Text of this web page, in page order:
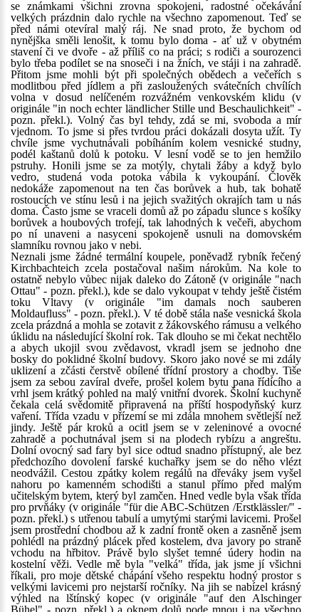
se známkami všichni zrovna spokojeni, radostné očekávání
velkých prázdnin dalo rychle na všechno zapomenout. Teď se
před námi otevíral malý ráj. Ne snad proto, že bychom od
nynějška směli lenošit, k tomu bylo doma - ať už v obytném
stavení či ve dvoře - až příliš co na práci; s rodiči a sourozenci
bylo třeba podílet se na snoseči i na žních, ve stáji i na zahradě.
Přitom jsme mohli být při společných obědech a večeřích s
modlitbou před jídlem a při zasloužených svátečních chvílích
volna v dosud nelíčeném rozvážném venkovském klidu (v
originále "in noch echter ländlicher Stille und Beschaulichkeit" -
pozn. překl.). Volný čas byl tehdy, zdá se mi, svoboda a mír
vjednom. To jsme si přes tvrdou práci dokázali dosyta užít. Ty
chvíle jsme vychutnávali pobíháním kolem vesnické studny,
podél kaštanů dolů k potoku. V lesní vodě se to jen hemžilo
pstruhy. Honili jsme se za motýly, chytali žáby a když bylo
vedro, studená voda potoka vábila k vykoupání. Člověk
nedokáže zapomenout na ten čas borůvek a hub, tak bohatě
rostoucích ve stínu lesů i na jejich svažitých okrajích tam u nás
doma. Často jsme se vraceli domů až po západu slunce s košíky
borůvek a houbových trofejí, tak lahodných k večeři, abychom
po ní unaveni a nasyceni spokojeně usnuli na domovském
slamníku rovnou jako v nebi.
Neznali jsme žádné termální koupele, poněvadž rybník řečený
Kirchbachteich zcela postačoval našim nárokům. Na kole to
ostatně nebylo vůbec nijak daleko do Zátoně (v originále "nach
Ottau" - pozn. překl.), kde se dalo vykoupat v tehdy ještě čistém
toku Vltavy (v originále "im damals noch sauberen
Moldaufluss" - pozn. překl.). V té době stála naše vesnická škola
zcela prázdná a mohla se zotavit z žákovského rámusu a velkého
úklidu na následující školní rok. Tak dlouho se mi čekat nechtělo
a abych ukojil svou zvědavost, vkradl jsem se jednoho dne
bosky do poklidné školní budovy. Skoro jako nové se mi zdály
uklizení a zčásti čerstvě obílené třídní prostory a chodby. Tiše
jsem za sebou zavíral dveře, prošel kolem bytu pana řídícího a
vrhl jsem krátký pohled na malý vnitřní dvorek. Školní kuchyně
čekala celá svědomitě připravená na příští hospodyňský kurz
vaření. Třída vzadu v přízemí se mi zdála mnohem světlejší než
jindy. Ještě pár kroků a ocitl jsem se v zeleninové a ovocné
zahradě a pochutnával jsem si na plodech rybízu a angreštu.
Dolní ovocný sad fary byl sice odtud snadno přístupný, ale bez
předchozího dovolení farské kuchařky jsem se do něho vlézt
neodvážil. Cestou zpátky kolem regálů na dřeváky jsem vyšel
nahoru po kamenném schodišti a stanul přímo před malým
učitelským bytem, který byl zamčen. Hned vedle byla však třída
pro prvňáky (v originále "für die ABC-Schützen /Erstklässler/" -
pozn. překl.) s utřenou tabulí a umytými starými lavicemi. Prošel
jsem prostřední chodbou až k zadní frontě oken a zasněně jsem
pohlédl na prázdný plácek před kostelem, dva javory po straně
vchodu na hřbitov. Právě bylo slyšet temné údery hodin na
kostelní věži. Vedle mě byla "velká" třída, jak jsme jí všichni
říkali, pro moje dětské chápání všeho respektu hodný prostor s
velkými lavicemi pro nejstarší ročníky. Na jih se nabízel krásný
výhled na lštínský kopec (v originále "auf den Alschinger
Bühel" - pozn. překl.) a oknem dolů pode mnou i na všechno